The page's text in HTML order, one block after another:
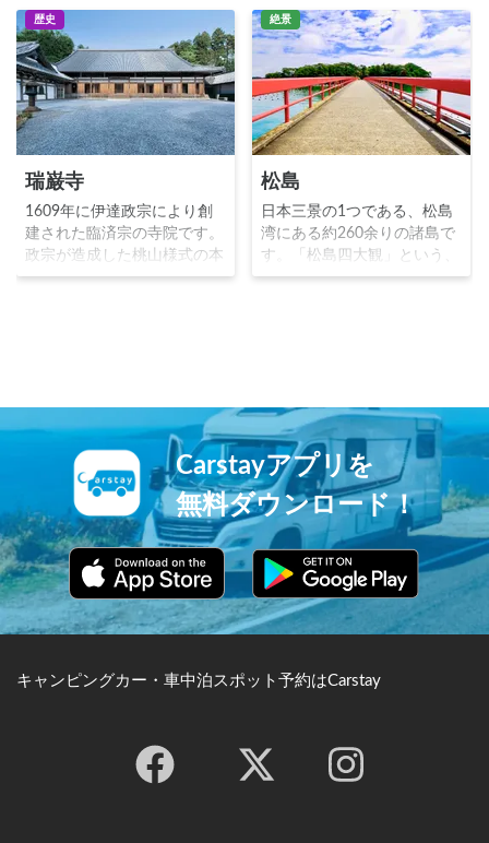
歴史
瑞巌寺
1609年に伊達政宗により創
建された臨済宗の寺院です。
政宗が造成した桃山様式の本
堂は国宝に指定され、政宗が
絶景
松島
日本三景の1つである、松島
湾にある約260余りの諸島で
す。「松島四大観」という、
壮観麗観幽観偉観の4つの修
Carstayアプリを
無料ダウンロード！
キャンピングカー・車中泊スポット予約はCarstay